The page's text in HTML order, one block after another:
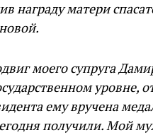
награду матери
моего супруга
уровне,
ему вручена
получили. Мой